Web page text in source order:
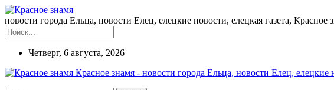
новости города Ельца, новости Елец, елецкие новости, елецкая газета, Красное
Четверг, 6 августа, 2026
Красное знамя - новости города Ельца, новости Елец, елецкие